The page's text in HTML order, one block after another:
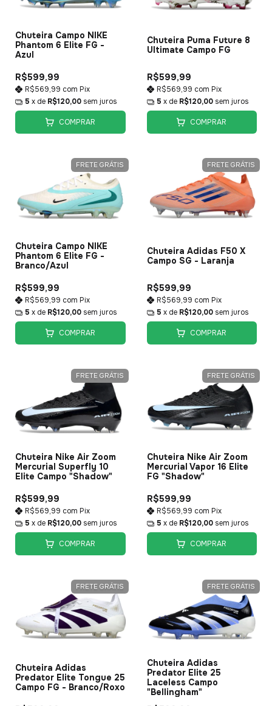
Chuteira Campo NIKE
Phantom 6 Elite FG -
Azul
R$599,99
R$569,99 com Pix
5 x de R$120,00 sem juros
COMPRAR
Chuteira Puma Future 8
Ultimate Campo FG
R$599,99
R$569,99 com Pix
5 x de R$120,00 sem juros
COMPRAR
FRETE GRÁTIS
Chuteira Campo NIKE
Phantom 6 Elite FG -
Branco/Azul
R$599,99
R$569,99 com Pix
5 x de R$120,00 sem juros
COMPRAR
FRETE GRÁTIS
Chuteira Adidas F50 X
Campo SG - Laranja
R$599,99
R$569,99 com Pix
5 x de R$120,00 sem juros
COMPRAR
FRETE GRÁTIS
Chuteira Nike Air Zoom
Mercurial Superfly 10
Elite Campo "Shadow"
R$599,99
R$569,99 com Pix
5 x de R$120,00 sem juros
COMPRAR
FRETE GRÁTIS
Chuteira Nike Air Zoom
Mercurial Vapor 16 Elite
FG "Shadow"
R$599,99
R$569,99 com Pix
5 x de R$120,00 sem juros
COMPRAR
FRETE GRÁTIS
Chuteira Adidas
Predator Elite Tongue 25
Campo FG - Branco/Roxo
FRETE GRÁTIS
Chuteira Adidas
Predator Elite 25
Laceless Campo
"Bellingham"